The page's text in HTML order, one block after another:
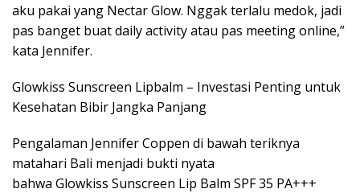
aku pakai yang Nectar Glow. Nggak terlalu medok, jadi
pas banget buat daily activity atau pas meeting online,”
kata Jennifer.
Glowkiss Sunscreen Lipbalm – Investasi Penting untuk
Kesehatan Bibir Jangka Panjang
Pengalaman Jennifer Coppen di bawah teriknya
matahari Bali menjadi bukti nyata
bahwa Glowkiss Sunscreen Lip Balm SPF 35 PA+++